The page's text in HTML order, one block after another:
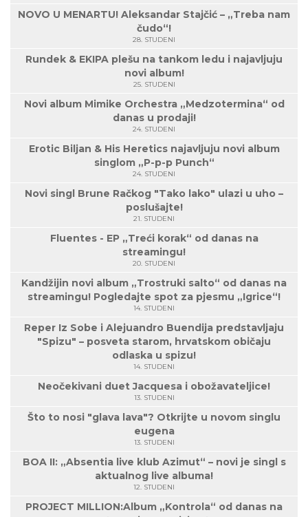
NOVO U MENARTU! Aleksandar Stajčić – „Treba nam
čudo“!
28. STUDENI
Rundek & EKIPA plešu na tankom ledu i najavljuju
novi album!
25. STUDENI
Novi album Mimike Orchestra „Medzotermina“ od
danas u prodaji!
24. STUDENI
Erotic Biljan & His Heretics najavljuju novi album
singlom „P-p-p Punch“
24. STUDENI
Novi singl Brune Račkog "Tako lako" ulazi u uho –
poslušajte!
21. STUDENI
Fluentes - EP „Treći korak“ od danas na
streamingu!
20. STUDENI
Kandžijin novi album „Trostruki salto“ od danas na
streamingu! Pogledajte spot za pjesmu „Igrice“!
14. STUDENI
Reper Iz Sobe i Alejuandro Buendija predstavljaju
"Spizu" – posveta starom, hrvatskom običaju
odlaska u spizu!
14. STUDENI
Neočekivani duet Jacquesa i obožavateljice!
13. STUDENI
Što to nosi "glava lava"? Otkrijte u novom singlu
eugena
13. STUDENI
BOA II: „Absentia live klub Azimut“ – novi je singl s
aktualnog live albuma!
12. STUDENI
PROJECT MILLION:Album „Kontrola“ od danas na